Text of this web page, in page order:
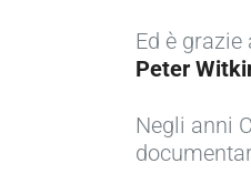
Ed è
Peter
Negli anni